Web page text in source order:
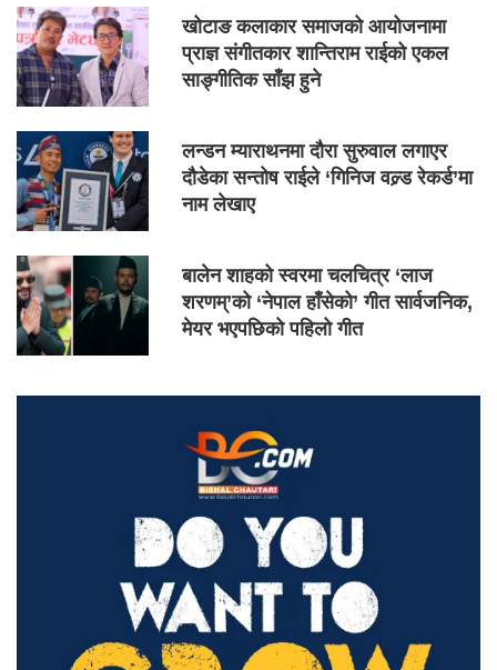
खोटाङ कलाकार समाजको आयोजनामा
प्राज्ञ संगीतकार शान्तिराम राईको एकल
साङ्गीतिक साँझ हुने
लन्डन म्याराथनमा दौरा सुरुवाल लगाएर
दौडेका सन्तोष राईले ‘गिनिज वल्र्ड रेकर्ड’मा
नाम लेखाए
बालेन शाहको स्वरमा चलचित्र ‘लाज
शरणम्’को ‘नेपाल हाँसेको’ गीत सार्वजनिक,
मेयर भएपछिको पहिलो गीत